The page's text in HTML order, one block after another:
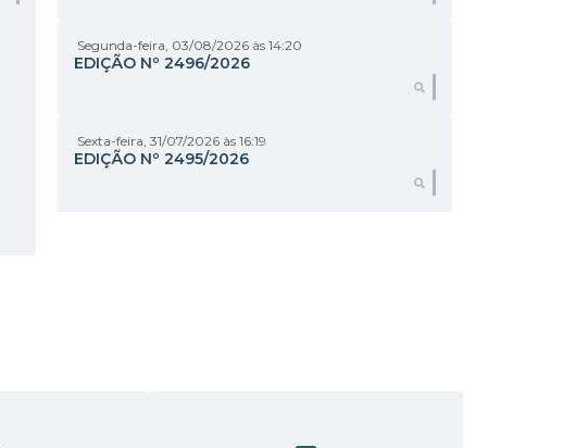
EDIÇÃO Nº 2496/2026
Segunda-feira 03/08/2026 14:20
EDIÇÃO Nº 2495/2026
Sexta-feira 31/07/2026 16:19